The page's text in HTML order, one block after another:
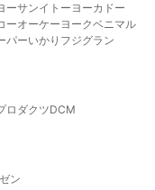
ーサンイトーヨーカドー
ーオーケー ヨークベニマル
パーいかり フジグラン
ロダクツDCM
ン